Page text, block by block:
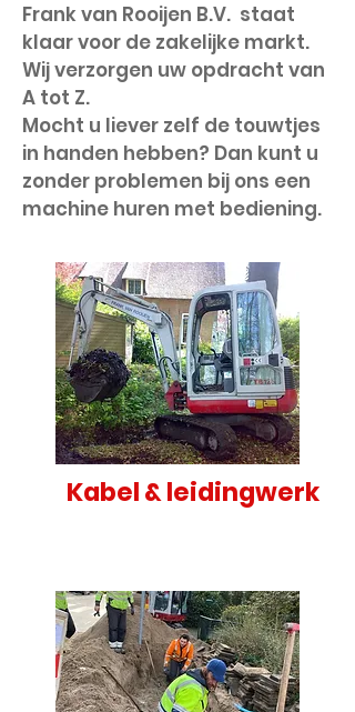
Frank van Rooijen B.V. staat
klaar voor de zakelijke markt.
Wij verzorgen uw opdracht van
A tot Z.
Mocht u liever zelf de touwtjes
in handen hebben? Dan kunt u
zonder problemen bij ons een
machine huren met bediening.
Kabel & leidingwerk